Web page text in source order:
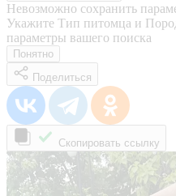
Невозможно сохранить
Укажите Тип питомца и
параметры вашего поиска
Понятно
Поделиться
Скопировать ссылку